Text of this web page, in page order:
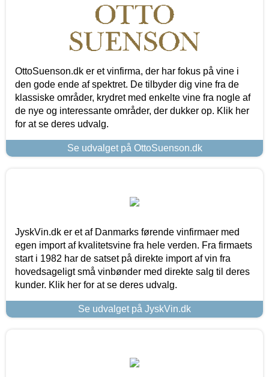
OttoSuenson.dk er et vinfirma, der har fokus på vine i
den gode ende af spektret. De tilbyder dig vine fra de
klassiske områder, krydret med enkelte vine fra nogle af
de nye og interessante områder, der dukker op. Klik her
for at se deres udvalg.
Se udvalget på OttoSuenson.dk
JyskVin.dk er et af Danmarks førende vinfirmaer med
egen import af kvalitetsvine fra hele verden. Fra firmaets
start i 1982 har de satset på direkte import af vin fra
hovedsageligt små vinbønder med direkte salg til deres
kunder. Klik her for at se deres udvalg.
Se udvalget på JyskVin.dk